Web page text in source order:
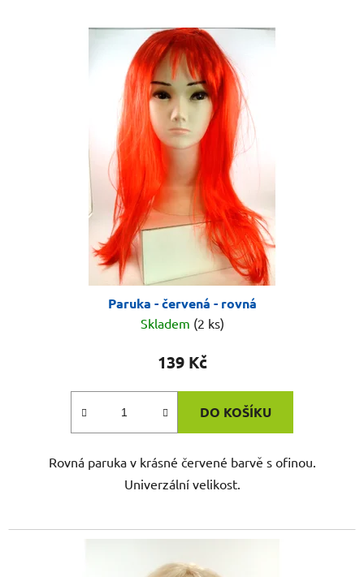
Paruka - červená - rovná
Skladem (2 ks)
139 Kč
DO KOŠÍKU
Rovná paruka v krásné červené barvě s ofinou.
Univerzální velikost.